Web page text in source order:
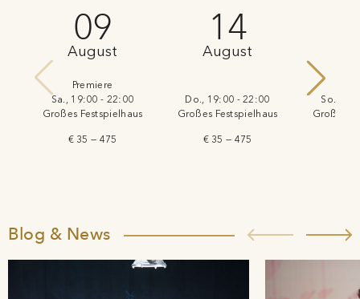
09
August
Premiere
Sa., 19:00 - 22:00
Großes Festspielhaus
€ 35 — 475
14
August
Do., 19:00 - 22:00
Großes Festspielhaus
€ 35 — 475
So.,
Großes
Blog & News